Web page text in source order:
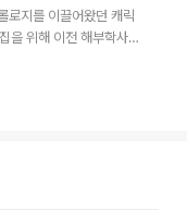
비완 케노비라는 사실을
루크에게 ..
로지를 이끌어왔던 캐릭
을 위해 이전 해부학사
확인 점검한 뒤에 올리
'영화분석'에 본격적으
로지는 아직까지 DVD